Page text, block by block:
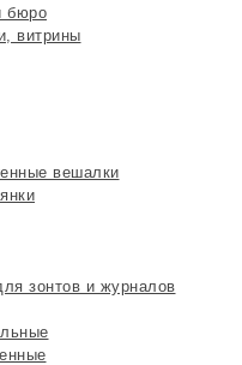
бюро
витрины
вешалки
зонтов и журналов